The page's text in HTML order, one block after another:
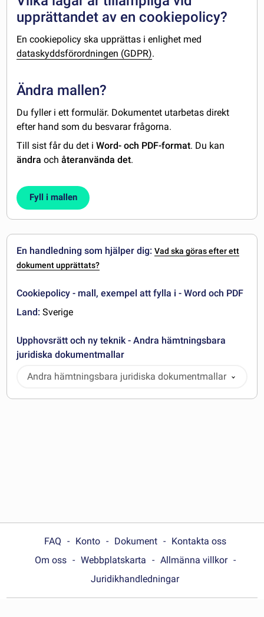
upprättandet av en cookiepolicy?
En cookiepolicy ska upprättas i enlighet med
dataskyddsförordningen (GDPR).
Ändra mallen?
Du fyller i ett formulär. Dokumentet utarbetas direkt
efter hand som du besvarar frågorna.
Till sist får du det iWord- och PDF-format. Du kan
ändra ochåteranvända det.
Fyll i mallen
En handledning som hjälper dig:Vad ska göras efter ett
dokument upprättats?
Cookiepolicy - mall, exempel att fylla i - Word och PDF
Land: Sverige
Upphovsrätt och ny teknik - Andra hämtningsbara
juridiska dokumentmallar
Andra hämtningsbara juridiska dokumentmallar
FAQ Konto Dokument
Kontakta oss
Om oss
Webbplatskarta
Allmänna villkor
Juridikhandledningar